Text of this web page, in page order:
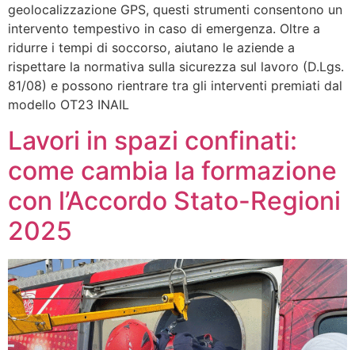
geolocalizzazione GPS, questi strumenti consentono un
intervento tempestivo in caso di emergenza. Oltre a
ridurre i tempi di soccorso, aiutano le aziende a
rispettare la normativa sulla sicurezza sul lavoro (D.Lgs.
81/08) e possono rientrare tra gli interventi premiati dal
modello OT23 INAIL
Lavori in spazi confinati:
come cambia la formazione
con l’Accordo Stato-Regioni
2025